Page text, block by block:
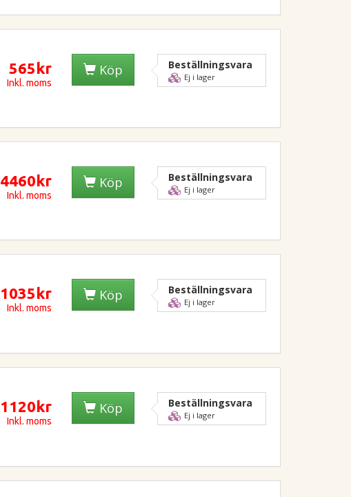
565kr
Inkl. moms
Köp Beställningsvara
Ej i lager
4460kr
Inkl. moms
Köp Beställningsvara
Ej i lager
1035kr
Inkl. moms
Köp Beställningsvara
Ej i lager
1120kr
Inkl. moms
Köp Beställningsvara
Ej i lager